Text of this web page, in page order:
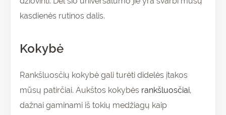
kasdienės rutinos dalis.
Kokybė
Rankšluosčių kokybė gali turėti didelės įtakos
mūsų patirčiai. Aukštos kokybės rankšluosčiai,
dažnai gaminami iš tokių medžiagų kaip